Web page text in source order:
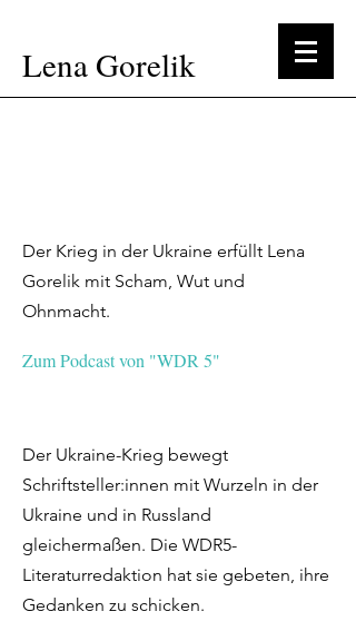
Lena Gorelik
Der Krieg in der Ukraine erfüllt Lena
Gorelik mit Scham, Wut und
Ohnmacht.
Zum Podcast von "WDR 5"
Der Ukraine-Krieg bewegt
Schriftsteller:innen mit Wurzeln in der
Ukraine und in Russland
gleichermaßen. Die WDR5-
Literaturredaktion hat sie gebeten, ihre
Gedanken zu schicken.